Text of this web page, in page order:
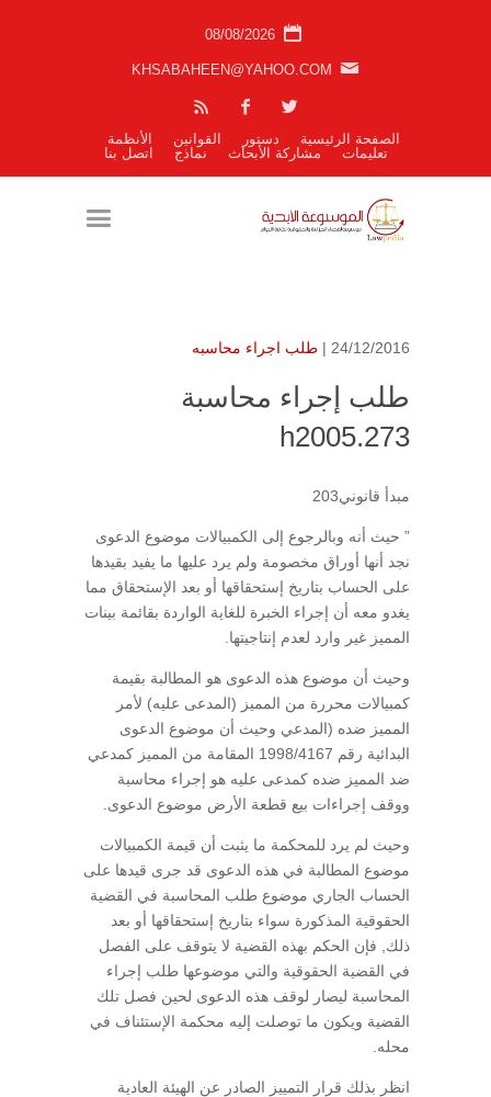
08/08/2026
KHSABAHEEN@YAHOO.COM
الصفحة الرئيسية دستور القوانين
الأنظمة
تعليمات
مشاركة الأبحاث نماذج اتصل بنا
24/12/2016 | طلب اجراء محاسبه
طلب إجراء محاسبة
h2005.273
مبدأ قانوني203
” حيث أنه وبالرجوع إلى الكمبيالات موضوع الدعوى
نجد أنها أوراق مخصومة ولم يرد عليها ما يفيد بقيدها
على الحساب بتاريخ إستحقاقها أو بعد الإستحقاق مما
يغدو معه أن إجراء الخبرة للغاية الواردة بقائمة بينات
المميز غير وارد لعدم إنتاجيتها.
وحيث أن موضوع هذه الدعوى هو المطالبة بقيمة
كمبيالات محررة من المميز (المدعى عليه) لأمر
المميز ضده (المدعي وحيث أن موضوع الدعوى
البدائية رقم 1998/4167 المقامة من المميز كمدعي
ضد المميز ضده كمدعى عليه هو إجراء محاسبة
ووقف إجراءات بيع قطعة الأرض موضوع الدعوى.
وحيث لم يرد للمحكمة ما يثبت أن قيمة الكمبيالات
موضوع المطالبة في هذه الدعوى قد جرى قيدها على
الحساب الجاري موضوع طلب المحاسبة في القضية
الحقوقية المذكورة سواء بتاريخ إستحقاقها أو بعد
ذلك, فإن الحكم بهذه القضية لا يتوقف على الفصل
في القضية الحقوقية والتي موضوعها طلب إجراء
المحاسبة ليصار لوقف هذه الدعوى لحين فصل تلك
القضية ويكون ما توصلت إليه محكمة الإستئناف في
محله.
انظر بذلك قرار التمييز الصادر عن الهيئة العادية